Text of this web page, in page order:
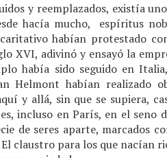
y reemplazados, existía
hacía mucho, espíritus
habían protestado
XVI, adivinó y ensayó la
había sido seguido en
Helmont habían realizado
y allá, sin que se supiera,
incluso en París, en el seno
de seres aparte, marcados
claustro para los que nacían